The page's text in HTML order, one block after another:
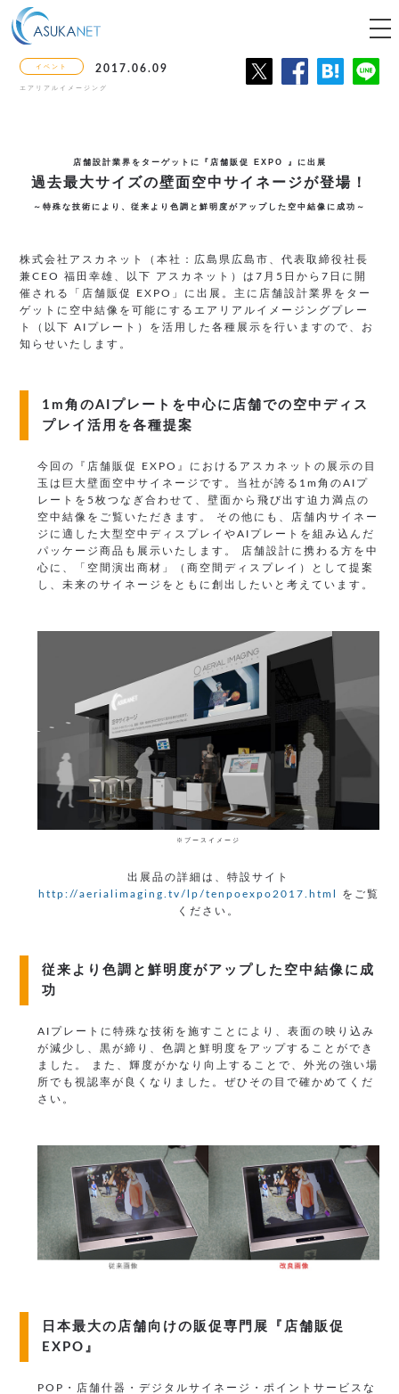
イベント 2017.06.09
エアリアルイメージング
店舗設計業界をターゲットに『店舗販促 EXPO 』に出展
過去最大サイズの壁面空中サイネージが登場！
～特殊な技術により、従来より色調と鮮明度がアップした空中結像に成功～
株式会社アスカネット（本社：広島県広島市、代表取締役社長
兼CEO 福田幸雄、以下 アスカネット）は7月5日から7日に開
催される「店舗販促 EXPO」に出展。主に店舗設計業界をター
ゲットに空中結像を可能にするエアリアルイメージングプレー
ト（以下 AIプレート）を活用した各種展示を行いますので、お
知らせいたします。
1m角のAIプレートを中心に店舗での空中ディス
プレイ活用を各種提案
今回の『店舗販促 EXPO』におけるアスカネットの展示の目
玉は巨大壁面空中サイネージです。当社が誇る1m角のAIプ
レートを5枚つなぎ合わせて、壁面から飛び出す迫力満点の
空中結像をご覧いただきます。 その他にも、店舗内サイネー
ジに適した大型空中ディスプレイやAIプレートを組み込んだ
パッケージ商品も展示いたします。
店舗設計に携わる方を中
心に、「空間演出商材」（商空間ディスプレイ）として提案
し、未来のサイネージをともに創出したいと考えています。
※ブースイメージ
出展品の詳細は、特設サイト
http://aerialimaging.tv/lp/tenpoexpo2017.html
をご覧
ください。
従来より色調と鮮明度がアップした空中結像に成
功
AIプレートに特殊な技術を施すことにより、表面の映り込み
が減少し、黒が締り、色調と鮮明度をアップすることができ
ました。
また、輝度がかなり向上することで、外光の強い場
所でも視認率が良くなりました。ぜひその目で確かめてくだ
さい。
日本最大の店舗向けの販促専門展『店舗販促
EXPO』
POP・店舗什器・デジタルサイネージ・ポイントサービスな